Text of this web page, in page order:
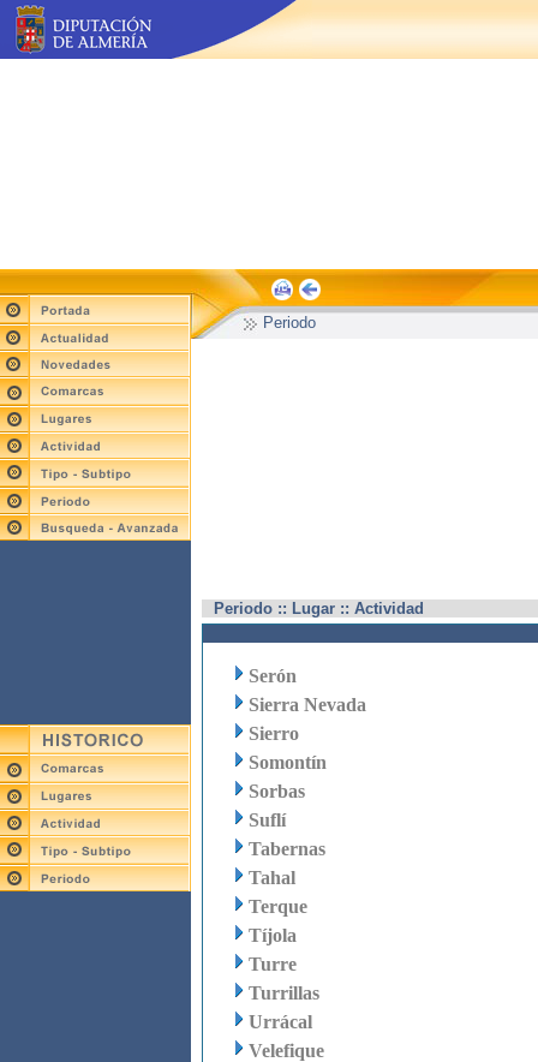
Periodo
Periodo :: Lugar :: Actividad
Serón
Sierra Nevada
Sierro
Somontín
Sorbas
Suflí
Tabernas
Tahal
Terque
Tíjola
Turre
Turrillas
Urrácal
Velefique